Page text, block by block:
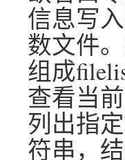
信息写
数文件
组成
查看当
列出指
符串，